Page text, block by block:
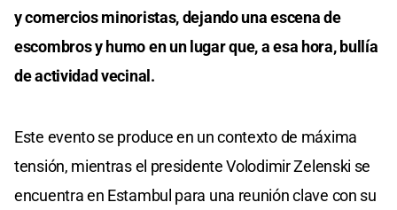
y comercios minoristas, dejando una escena de
escombros y humo en un lugar que, a esa hora, bullía
de actividad vecinal.
Este evento se produce en un contexto de máxima
tensión, mientras el presidente Volodimir Zelenski se
encuentra en Estambul para una reunión clave con su